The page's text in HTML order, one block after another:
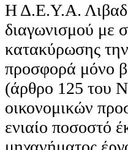
Η Δ.Ε.Υ.Α.
διαγωνισμού με
κατακύρωσης
προσφορά μόνο
(άρθρο 125 του
οικονομικών
ενιαίο ποσοστό